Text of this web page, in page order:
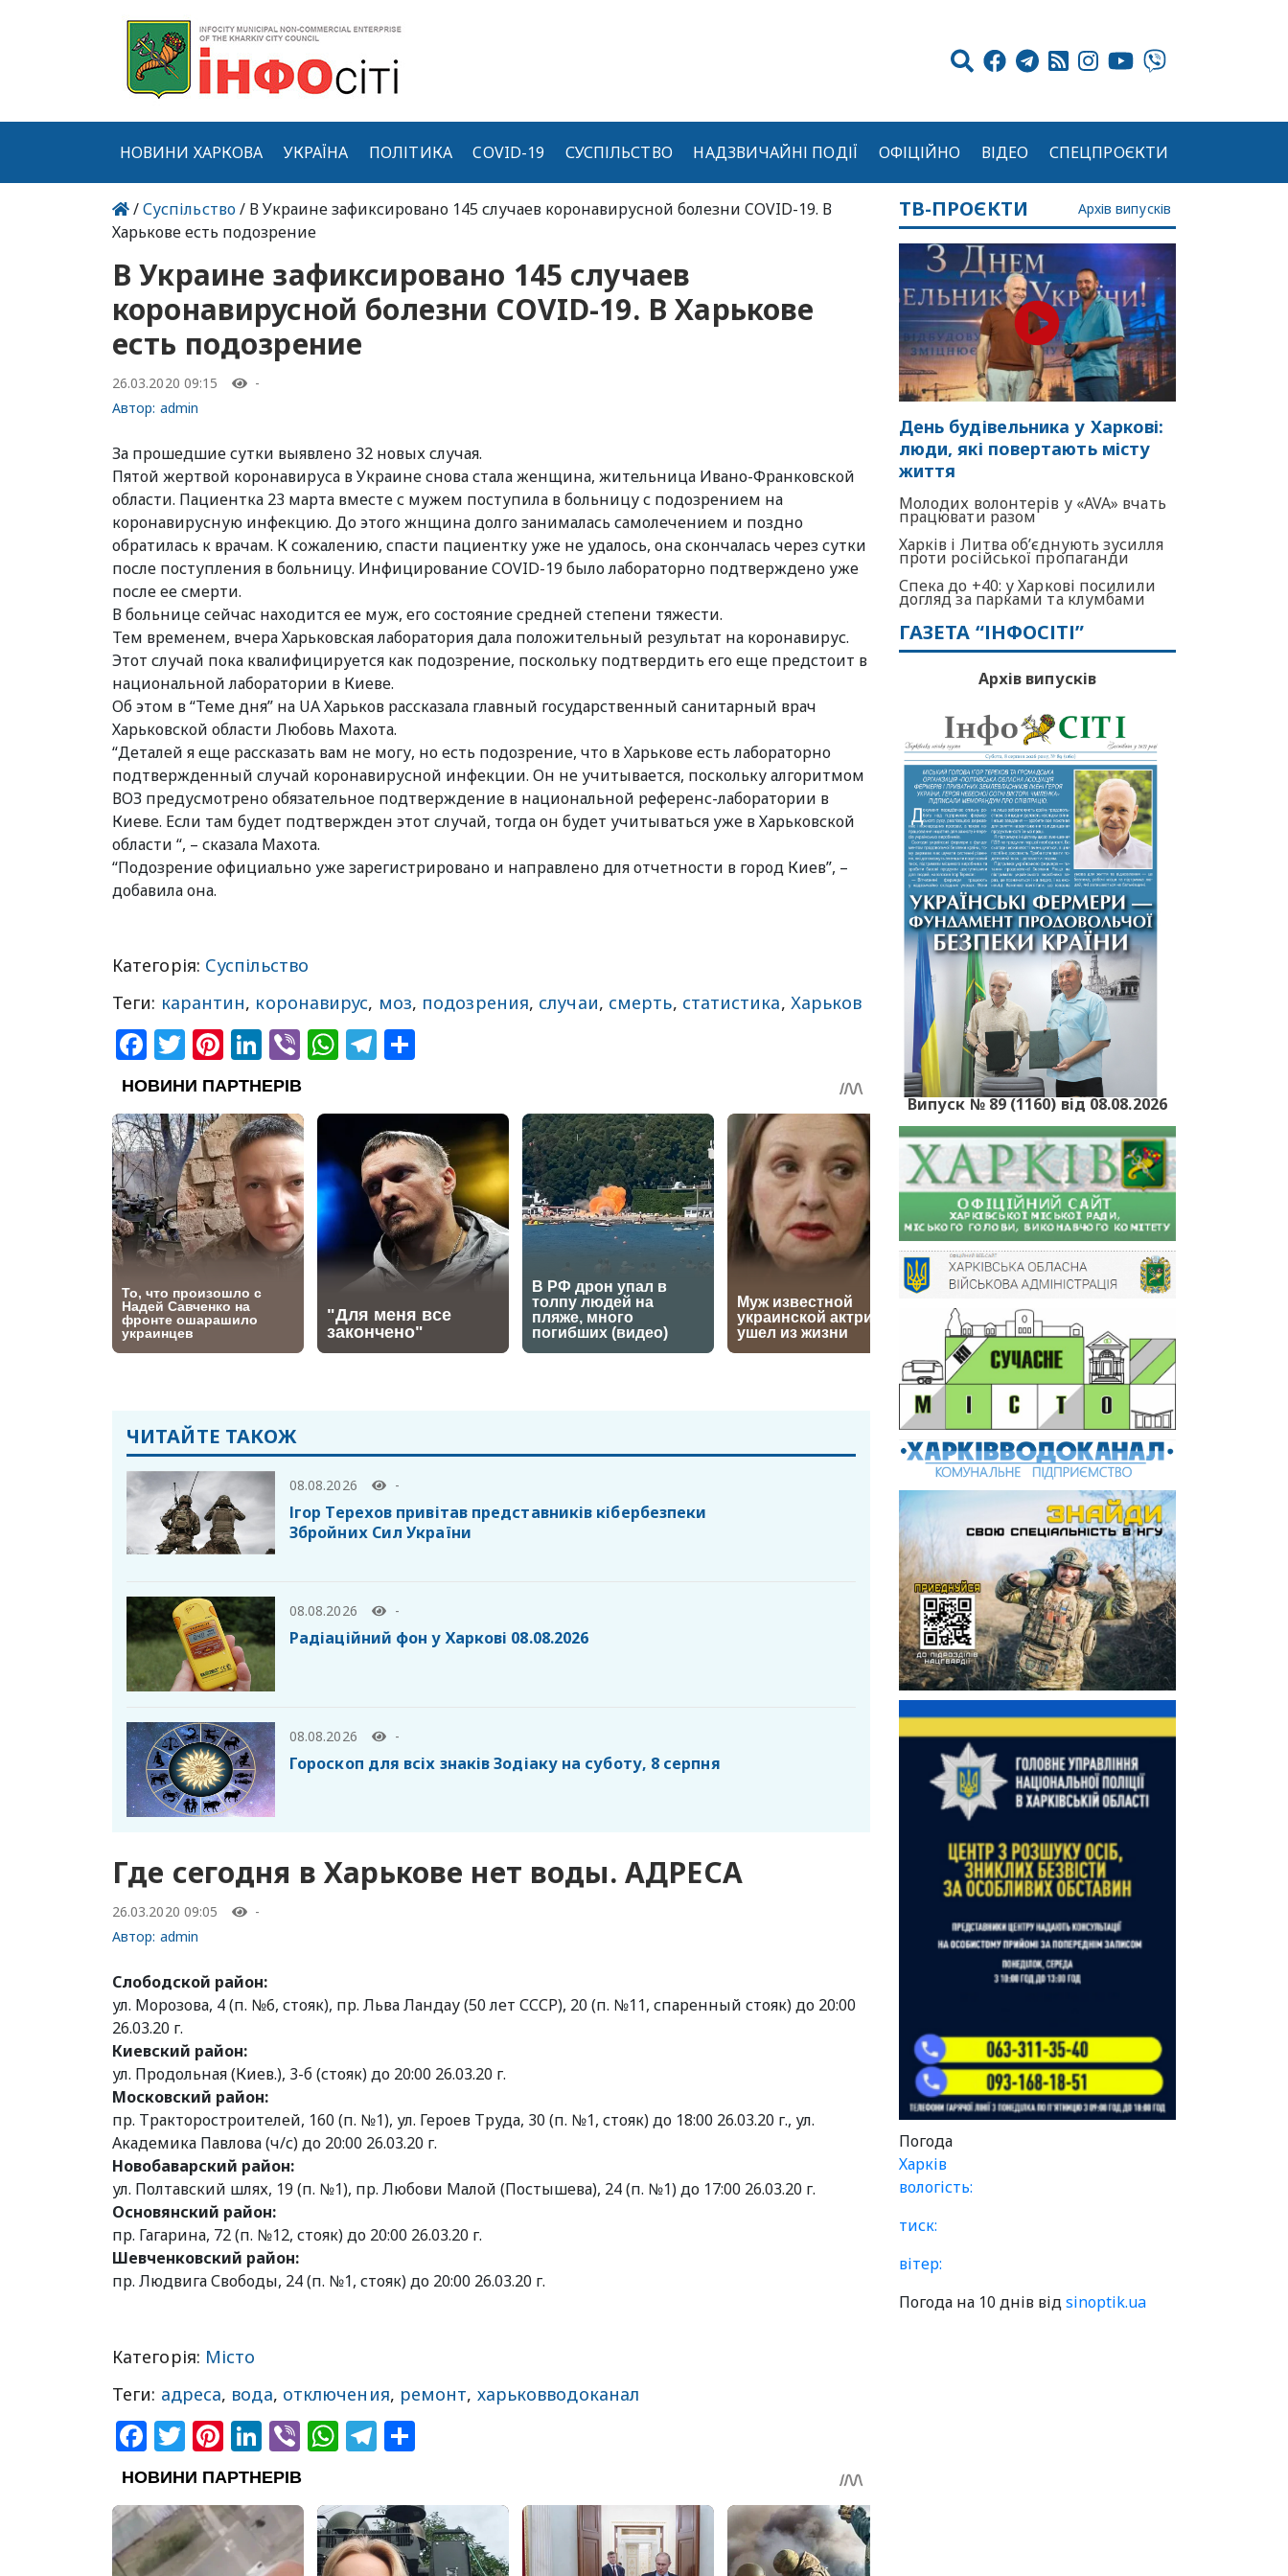
НОВИНИ ХАРКОВА УКРАЇНА ПОЛІТИКА COVID-19 СУСПІЛЬСТВО НАДЗВИЧАЙНІ ПОДІЇ ОФІЦІЙНО ВІДЕО СПЕЦПРОЄКТИ
/Суспільство/ В Украине зафиксировано 145 случаев коронавирусной болезни COVID-19. В
Харькове есть подозрение
В Украине зафиксировано 145 случаев
коронавирусной болезни COVID-19. В Харькове
есть подозрение
26.03.2020 09:15
-
Автор: admin
За прошедшие сутки выявлено 32 новых случая.
Пятой жертвой коронавируса в Украине снова стала женщина, жительница Ивано-Франковской
области. Пациентка 23 марта вместе с мужем поступила в больницу с подозрением на
коронавирусную инфекцию. До этого жнщина долго занималась самолечением и поздно
обратилась к врачам. К сожалению, спасти пациентку уже не удалось, она скончалась через сутки
после поступления в больницу. Инфицирование COVID-19 было лабораторно подтверждено уже
после ее смерти.
В больнице сейчас находится ее муж, его состояние средней степени тяжести.
Тем временем, вчера Харьковская лаборатория дала положительный результат на коронавирус.
Этот случай пока квалифицируется как подозрение, поскольку подтвердить его еще предстоит в
национальной лаборатории в Киеве.
Об этом в “Теме дня” на UA Харьков рассказала главный государственный санитарный врач
Харьковской области Любовь Махота.
“Деталей я еще рассказать вам не могу, но есть подозрение, что в Харькове есть лабораторно
подтвержденный случай коронавирусной инфекции. Он не учитывается, поскольку алгоритмом
ВОЗ предусмотрено обязательное подтверждение в национальной референс-лаборатории в
Киеве. Если там будет подтвержден этот случай, тогда он будет учитываться уже в Харьковской
области “, – сказала Махота.
“Подозрение официально уже зарегистрировано и направлено для отчетности в город Киев”, –
добавила она.
Категорія: Суспільство
Теги: карантин, коронавирус, моз, подозрения, случаи, смерть, статистика, Харьков
Facebook
Twitter
Pinterest
LinkedIn
ViberWhatsApp
Telegram
ЧИТАЙТЕ ТАКОЖ
08.08.2026 -
Ігор Терехов привітав представників кібербезпеки
Збройних Сил України
08.08.2026 -
Радіаційний фон у Харкові 08.08.2026
08.08.2026 -
Гороскоп для всіх знаків Зодіаку на суботу, 8 серпня
Где сегодня в Харькове нет воды. АДРЕСА
26.03.2020 09:05
-
Автор: admin
Слободской район:
ул. Морозова, 4 (п. №6, стояк), пр. Льва Ландау (50 лет СССР), 20 (п. №11, спаренный стояк) до 20:00
26.03.20 г.
Киевский район:
ул. Продольная (Киев.), 3-б (стояк) до 20:00 26.03.20 г.
Московский район:
пр. Тракторостроителей, 160 (п. №1), ул. Героев Труда, 30 (п. №1, стояк) до 18:00 26.03.20 г., ул.
Академика Павлова (ч/с) до 20:00 26.03.20 г.
Новобаварский район:
ул. Полтавский шлях, 19 (п. №1), пр. Любови Малой (Постышева), 24 (п. №1) до 17:00 26.03.20 г.
Основянский район:
пр. Гагарина, 72 (п. №12, стояк) до 20:00 26.03.20 г.
Шевченковский район:
пр. Людвига Свободы, 24 (п. №1, стояк) до 20:00 26.03.20 г.
Категорія: Місто
Теги: адреса, вода, отключения, ремонт, харьковводоканал
Facebook
Twitter
Pinterest
LinkedIn
ViberWhatsApp
Telegram
ТВ-ПРОЄКТИ Архів випусків
День будівельника у Харкові:
люди, які повертають місту
життя
Молодих волонтерів у «AVA» вчать
працювати разом
Харків і Литва об’єднують зусилля
проти російської пропаганди
Спека до +40: у Харкові посилили
догляд за парками та клумбами
ГАЗЕТА “ІНФОСІТІ”
Архів випусків
Випуск № 89 (1160) від 08.08.2026
Погода
Харків
вологість:
тиск:
вітер:
Погода на 10 днів відsinoptik.ua